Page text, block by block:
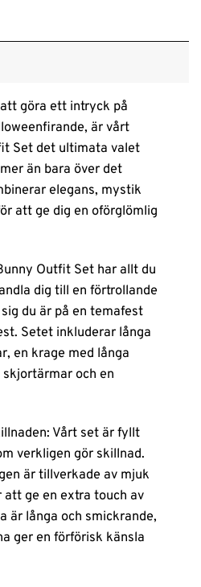
göra ett intryck på
är vårt
Set det ultimata valet
än bara över det
elegans, mystik
att ge dig en oförglömlig
Outfit Set har allt du
dig till en förtrollande
du är på en temafest
Setet inkluderar långa
en krage med långa
och en
Vårt set är fyllt
verkligen gör skillnad.
är tillverkade av mjuk
ge en extra touch av
är långa och smickrande,
ger en förförisk känsla